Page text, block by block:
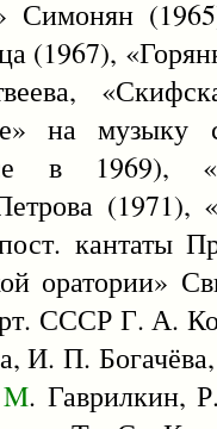
Симонян
(1967),
на
в 1969),
кантаты
оратории»
СССР Г. А.
И. П.
M. Гаврилкин,